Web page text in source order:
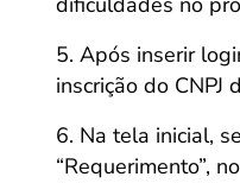
Após inserir
inscrição do CNPJ
Na tela inicial,
“Requerimento”,